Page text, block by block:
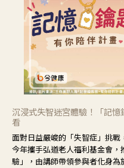
沉浸式失智迷宮體驗！「記
看
面對日益嚴峻的「失智症」挑戰
今年攜手弘道老人福利基金會，推動關懷計畫
驗」，由講師帶領參與者化身